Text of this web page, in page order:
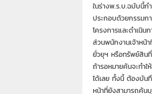
ในร่างพ.ร.บ.ฉบับนี้
ประกอบด้วยกรรมก
โครงการและดำเนิ
ส่วนพนักงานเจ้าหน้
ยั่วยุฯ หรือทรัพย์สิน
ถ้ารอหมายค้นจะทำ
ได้เลย ทั้งนี้ ต้องบัน
หน้าที่ยังสามารถค้น